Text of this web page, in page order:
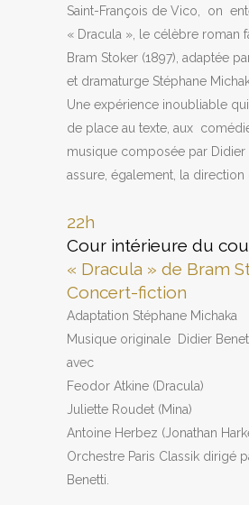
Saint-François de Vico, on
« Dracula », le célèbre roman
Bram Stoker (1897), adaptée
et dramaturge Stéphane
Une expérience inoubliable
de place au texte, aux
musique composée par Didier
assure, également, la direction
22h
Cour intérieure du
« Dracula » de Bram
Concert-fiction
Adaptation Stéphane Michaka
Musique originale Didier
avec
Feodor Atkine (Dracula)
Juliette Roudet (Mina)
Antoine Herbez (Jonathan
Orchestre Paris Classik dirigé
Benetti.